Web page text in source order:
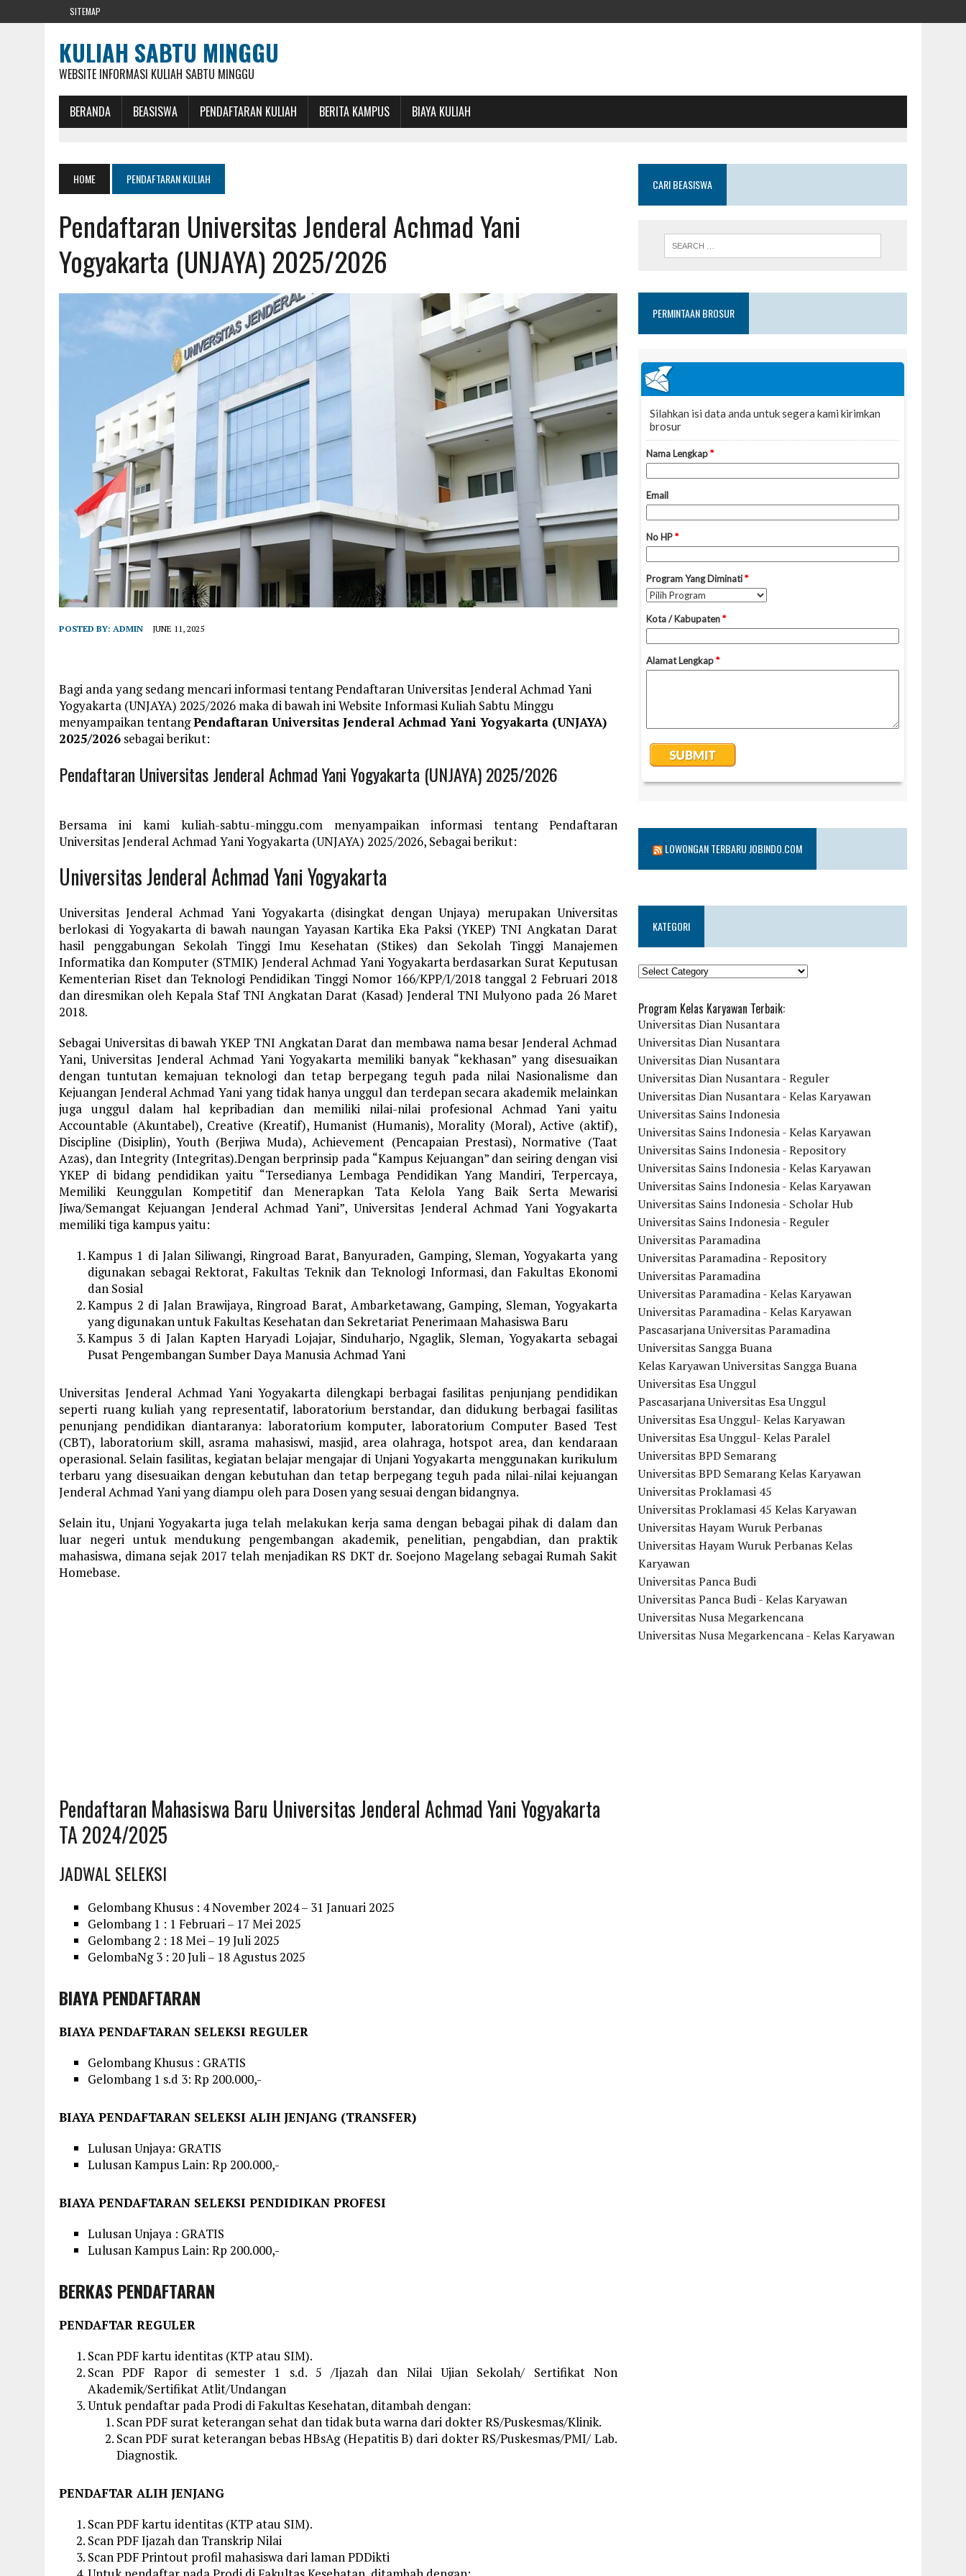
SITEMAP
KULIAH SABTU MINGGU
WEBSITE INFORMASI KULIAH SABTU MINGGU
BERANDA BEASISWA PENDAFTARAN KULIAH BERITA KAMPUS BIAYA KULIAH
HOME PENDAFTARAN KULIAH
Pendaftaran Universitas Jenderal Achmad Yani
Yogyakarta (UNJAYA) 2025/2026
POSTED BY: ADMIN JUNE 11, 2025
Bagi anda yang sedang mencari informasi tentang Pendaftaran Universitas Jenderal Achmad Yani
Yogyakarta (UNJAYA) 2025/2026 maka di bawah ini Website Informasi Kuliah Sabtu Minggu
menyampaikan tentangPendaftaran Universitas Jenderal Achmad Yani Yogyakarta (UNJAYA)
2025/2026 sebagai berikut:
Pendaftaran Universitas Jenderal Achmad Yani Yogyakarta (UNJAYA) 2025/2026
Bersama ini kami kuliah-sabtu-minggu.com menyampaikan informasi tentang Pendaftaran
Universitas Jenderal Achmad Yani Yogyakarta (UNJAYA) 2025/2026, Sebagai berikut:
Universitas Jenderal Achmad Yani Yogyakarta
Universitas Jenderal Achmad Yani Yogyakarta (disingkat dengan Unjaya) merupakan Universitas
berlokasi di Yogyakarta di bawah naungan Yayasan Kartika Eka Paksi (YKEP) TNI Angkatan Darat
hasil penggabungan Sekolah Tinggi Imu Kesehatan (Stikes) dan Sekolah Tinggi Manajemen
Informatika dan Komputer (STMIK) Jenderal Achmad Yani Yogyakarta berdasarkan Surat Keputusan
Kementerian Riset dan Teknologi Pendidikan Tinggi Nomor 166/KPP/I/2018 tanggal 2 Februari 2018
dan diresmikan oleh Kepala Staf TNI Angkatan Darat (Kasad) Jenderal TNI Mulyono pada 26 Maret
2018.
Sebagai Universitas di bawah YKEP TNI Angkatan Darat dan membawa nama besar Jenderal Achmad
Yani, Universitas Jenderal Achmad Yani Yogyakarta memiliki banyak “kekhasan” yang disesuaikan
dengan tuntutan kemajuan teknologi dan tetap berpegang teguh pada nilai Nasionalisme dan
Kejuangan Jenderal Achmad Yani yang tidak hanya unggul dan terdepan secara akademik melainkan
juga unggul dalam hal kepribadian dan memiliki nilai-nilai profesional Achmad Yani yaitu
Accountable (Akuntabel), Creative (Kreatif), Humanist (Humanis), Morality (Moral), Active (aktif),
Discipline (Disiplin), Youth (Berjiwa Muda), Achievement (Pencapaian Prestasi), Normative (Taat
Azas), dan Integrity (Integritas).Dengan berprinsip pada “Kampus Kejuangan” dan seiring dengan visi
YKEP di bidang pendidikan yaitu “Tersedianya Lembaga Pendidikan Yang Mandiri, Terpercaya,
Memiliki Keunggulan Kompetitif dan Menerapkan Tata Kelola Yang Baik Serta Mewarisi
Jiwa/Semangat Kejuangan Jenderal Achmad Yani”, Universitas Jenderal Achmad Yani Yogyakarta
memiliki tiga kampus yaitu:
Kampus 1 di Jalan Siliwangi, Ringroad Barat, Banyuraden, Gamping, Sleman, Yogyakarta yang
digunakan sebagai Rektorat, Fakultas Teknik dan Teknologi Informasi, dan Fakultas Ekonomi
dan Sosial
Kampus 2 di Jalan Brawijaya, Ringroad Barat, Ambarketawang, Gamping, Sleman, Yogyakarta
yang digunakan untuk Fakultas Kesehatan dan Sekretariat Penerimaan Mahasiswa Baru
Kampus 3 di Jalan Kapten Haryadi Lojajar, Sinduharjo, Ngaglik, Sleman, Yogyakarta sebagai
Pusat Pengembangan Sumber Daya Manusia Achmad Yani
Universitas Jenderal Achmad Yani Yogyakarta dilengkapi berbagai fasilitas penjunjang pendidikan
seperti ruang kuliah yang representatif, laboratorium berstandar, dan didukung berbagai fasilitas
penunjang pendidikan diantaranya: laboratorium komputer, laboratorium Computer Based Test
(CBT), laboratorium skill, asrama mahasiswi, masjid, area olahraga, hotspot area, dan kendaraan
operasional. Selain fasilitas, kegiatan belajar mengajar di Unjani Yogyakarta menggunakan kurikulum
terbaru yang disesuaikan dengan kebutuhan dan tetap berpegang teguh pada nilai-nilai kejuangan
Jenderal Achmad Yani yang diampu oleh para Dosen yang sesuai dengan bidangnya.
Selain itu, Unjani Yogyakarta juga telah melakukan kerja sama dengan bebagai pihak di dalam dan
luar negeri untuk mendukung pengembangan akademik, penelitian, pengabdian, dan praktik
mahasiswa, dimana sejak 2017 telah menjadikan RS DKT dr. Soejono Magelang sebagai Rumah Sakit
Homebase.
Pendaftaran Mahasiswa Baru Universitas Jenderal Achmad Yani Yogyakarta
TA 2024/2025
JADWAL SELEKSI
Gelombang Khusus : 4 November 2024 – 31 Januari 2025
Gelombang 1 : 1 Februari – 17 Mei 2025
Gelombang 2 : 18 Mei – 19 Juli 2025
GelombaNg 3 : 20 Juli – 18 Agustus 2025
BIAYA PENDAFTARAN
BIAYA PENDAFTARAN SELEKSI REGULER
Gelombang Khusus : GRATIS
Gelombang 1 s.d 3: Rp 200.000,-
BIAYA PENDAFTARAN SELEKSI ALIH JENJANG (TRANSFER)
Lulusan Unjaya: GRATIS
Lulusan Kampus Lain: Rp 200.000,-
BIAYA PENDAFTARAN SELEKSI PENDIDIKAN PROFESI
Lulusan Unjaya : GRATIS
Lulusan Kampus Lain: Rp 200.000,-
BERKAS PENDAFTARAN
PENDAFTAR REGULER
Scan PDF kartu identitas (KTP atau SIM).
Scan PDF Rapor di semester 1 s.d. 5 /Ijazah dan Nilai Ujian Sekolah/ Sertifikat Non
Akademik/Sertifikat Atlit/Undangan
Untuk pendaftar pada Prodi di Fakultas Kesehatan, ditambah dengan:
Scan PDF surat keterangan sehat dan tidak buta warna dari dokter RS/Puskesmas/Klinik.
Scan PDF surat keterangan bebas HBsAg (Hepatitis B) dari dokter RS/Puskesmas/PMI/ Lab.
Diagnostik.
PENDAFTAR ALIH JENJANG
Scan PDF kartu identitas (KTP atau SIM).
Scan PDF Ijazah dan Transkrip Nilai
Scan PDF Printout profil mahasiswa dari laman PDDikti
CARI BEASISWA
PERMINTAAN BROSUR
LOWONGAN TERBARU JOBINDO.COM
KATEGORI
KATEGORI
Program Kelas Karyawan Terbaik:
Universitas Dian Nusantara
Universitas Dian Nusantara
Universitas Dian Nusantara
Universitas Dian Nusantara - Reguler
Universitas Dian Nusantara - Kelas Karyawan
Universitas Sains Indonesia
Universitas Sains Indonesia - Kelas Karyawan
Universitas Sains Indonesia - Repository
Universitas Sains Indonesia - Kelas Karyawan
Universitas Sains Indonesia - Kelas Karyawan
Universitas Sains Indonesia - Scholar Hub
Universitas Sains Indonesia - Reguler
Universitas Paramadina
Universitas Paramadina - Repository
Universitas Paramadina
Universitas Paramadina - Kelas Karyawan
Universitas Paramadina - Kelas Karyawan
Pascasarjana Universitas Paramadina
Universitas Sangga Buana
Kelas Karyawan Universitas Sangga Buana
Universitas Esa Unggul
Pascasarjana Universitas Esa Unggul
Universitas Esa Unggul- Kelas Karyawan
Universitas Esa Unggul- Kelas Paralel
Universitas BPD Semarang
Universitas BPD Semarang Kelas Karyawan
Universitas Proklamasi 45
Universitas Proklamasi 45 Kelas Karyawan
Universitas Hayam Wuruk Perbanas
Universitas Hayam Wuruk Perbanas Kelas
Karyawan
Universitas Panca Budi
Universitas Panca Budi - Kelas Karyawan
Universitas Nusa Megarkencana
Universitas Nusa Megarkencana - Kelas Karyawan